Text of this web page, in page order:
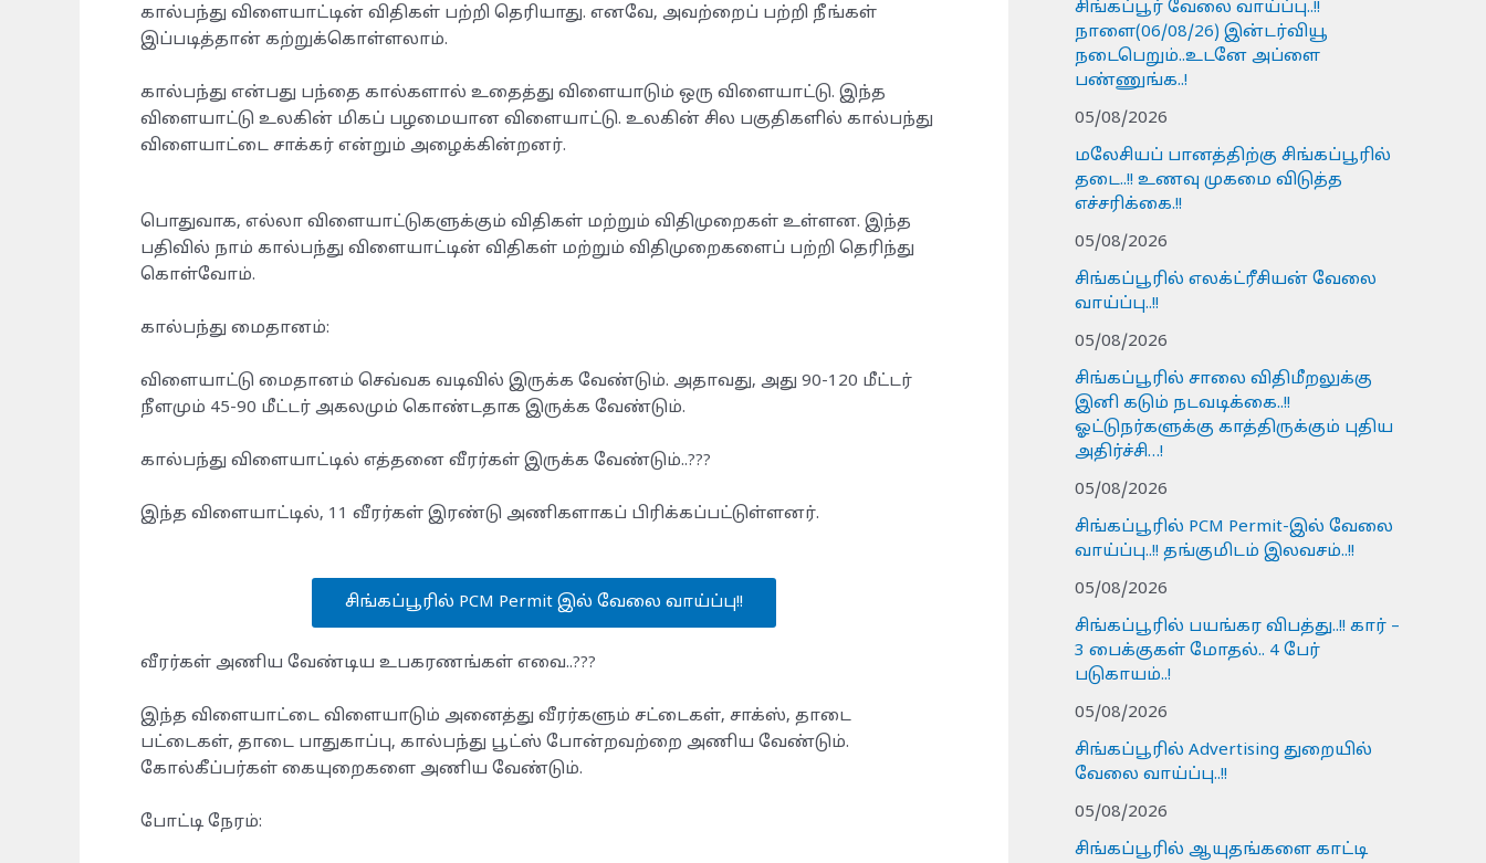
கால்பந்து விளையாட்டின் விதிகள் பற்றி தெரியாது. எனவே, அவற்றைப் பற்றி நீங்கள்
இப்படித்தான் கற்றுக்கொள்ளலாம்.
கால்பந்து என்பது பந்தை கால்களால் உதைத்து விளையாடும் ஒரு விளையாட்டு. இந்த
விளையாட்டு உலகின் மிகப் பழமையான விளையாட்டு. உலகின் சில பகுதிகளில் கால்பந்து
விளையாட்டை சாக்கர் என்றும் அழைக்கின்றனர்.
பொதுவாக, எல்லா விளையாட்டுகளுக்கும் விதிகள் மற்றும் விதிமுறைகள் உள்ளன. இந்த
பதிவில் நாம் கால்பந்து விளையாட்டின் விதிகள் மற்றும் விதிமுறைகளைப் பற்றி தெரிந்து
கொள்வோம்.
கால்பந்து மைதானம்:
விளையாட்டு மைதானம் செவ்வக வடிவில் இருக்க வேண்டும். அதாவது, அது 90-120 மீட்டர்
நீளமும் 45-90 மீட்டர் அகலமும் கொண்டதாக இருக்க வேண்டும்.
கால்பந்து விளையாட்டில் எத்தனை வீரர்கள் இருக்க வேண்டும்..???
இந்த விளையாட்டில், 11 வீரர்கள் இரண்டு அணிகளாகப் பிரிக்கப்பட்டுள்ளனர்.
சிங்கப்பூரில் PCM Permit இல் வேலை வாய்ப்பு!!
வீரர்கள் அணிய வேண்டிய உபகரணங்கள் எவை..???
இந்த விளையாட்டை விளையாடும் அனைத்து வீரர்களும் சட்டைகள், சாக்ஸ், தாடை
பட்டைகள், தாடை பாதுகாப்பு, கால்பந்து பூட்ஸ் போன்றவற்றை அணிய வேண்டும்.
கோல்கீப்பர்கள் கையுறைகளை அணிய வேண்டும்.
போட்டி நேரம்:
சிங்கப்பூர் வேலை வாய்ப்பு..!!
நாளை(06/08/26) இன்டர்வியூ
நடைபெறும்..உடனே அப்ளை
பண்ணுங்க..!
05/08/2026
மலேசியப் பானத்திற்கு சிங்கப்பூரில்
தடை..!! உணவு முகமை விடுத்த
எச்சரிக்கை.!!
05/08/2026
சிங்கப்பூரில் எலக்ட்ரீசியன் வேலை
வாய்ப்பு..!!
05/08/2026
சிங்கப்பூரில் சாலை விதிமீறலுக்கு
இனி கடும் நடவடிக்கை..!!
ஓட்டுநர்களுக்கு காத்திருக்கும் புதிய
அதிர்ச்சி…!
05/08/2026
சிங்கப்பூரில் PCM Permit-இல் வேலை
வாய்ப்பு..!! தங்குமிடம் இலவசம்..!!
05/08/2026
சிங்கப்பூரில் பயங்கர விபத்து..!! கார் –
3 பைக்குகள் மோதல்.. 4 பேர்
படுகாயம்..!
05/08/2026
சிங்கப்பூரில் Advertising துறையில்
வேலை வாய்ப்பு..!!
05/08/2026
சிங்கப்பூரில் ஆயுதங்களை காட்டி